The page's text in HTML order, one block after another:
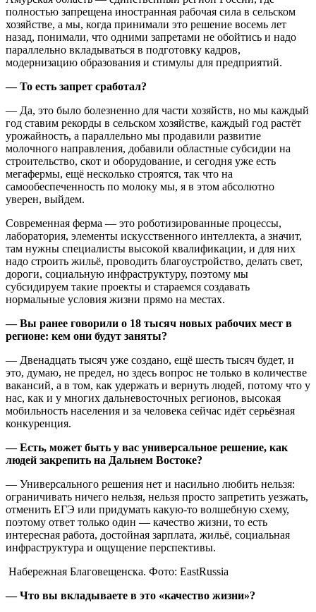
полностью запрещена иностранная рабочая сила в сельском
хозяйстве, а мы, когда принимали это решение восемь лет
назад, понимали, что одними запретами не обойтись и надо
параллельно вкладываться в подготовку кадров,
модернизацию образования и стимулы для предприятий.
— То есть запрет сработал?
— Да, это было болезненно для части хозяйств, но мы каждый
год ставим рекорды в сельском хозяйстве, каждый год растёт
урожайность, а параллельно мы продавили развитие
молочного направления, добавили областные субсидии на
строительство, скот и оборудование, и сегодня уже есть
мегафермы, ещё несколько строятся, так что на
самообеспеченность по молоку мы, я в этом абсолютно
уверен, выйдем.
Современная ферма — это роботизированные процессы,
лаборатория, элементы искусственного интеллекта, а значит,
там нужны специалисты высокой квалификации, и для них
надо строить жильё, проводить благоустройство, делать свет,
дороги, социальную инфраструктуру, поэтому мы
субсидируем такие проекты и стараемся создавать
нормальные условия жизни прямо на местах.
— Вы ранее говорили о 18 тысяч новых рабочих мест в
регионе: кем они будут заняты?
— Двенадцать тысяч уже создано, ещё шесть тысяч будет, и
это, думаю, не предел, но здесь вопрос не только в количестве
вакансий, а в том, как удержать и вернуть людей, потому что у
нас, как и у многих дальневосточных регионов, высокая
мобильность населения и за человека сейчас идёт серьёзная
конкуренция.
— Есть, может быть у вас универсальное решение, как
людей закрепить на Дальнем Востоке?
— Универсального решения нет и насильно любить нельзя:
ограничивать ничего нельзя, нельзя просто запретить уезжать,
отменить ЕГЭ или придумать какую-то волшебную схему,
поэтому ответ только один — качество жизни, то есть
интересная работа, достойная зарплата, жильё, социальная
инфраструктура и ощущение перспективы.
Набережная Благовещенска. Фото: EastRussia
— Что вы вкладываете в это «качество жизни»?